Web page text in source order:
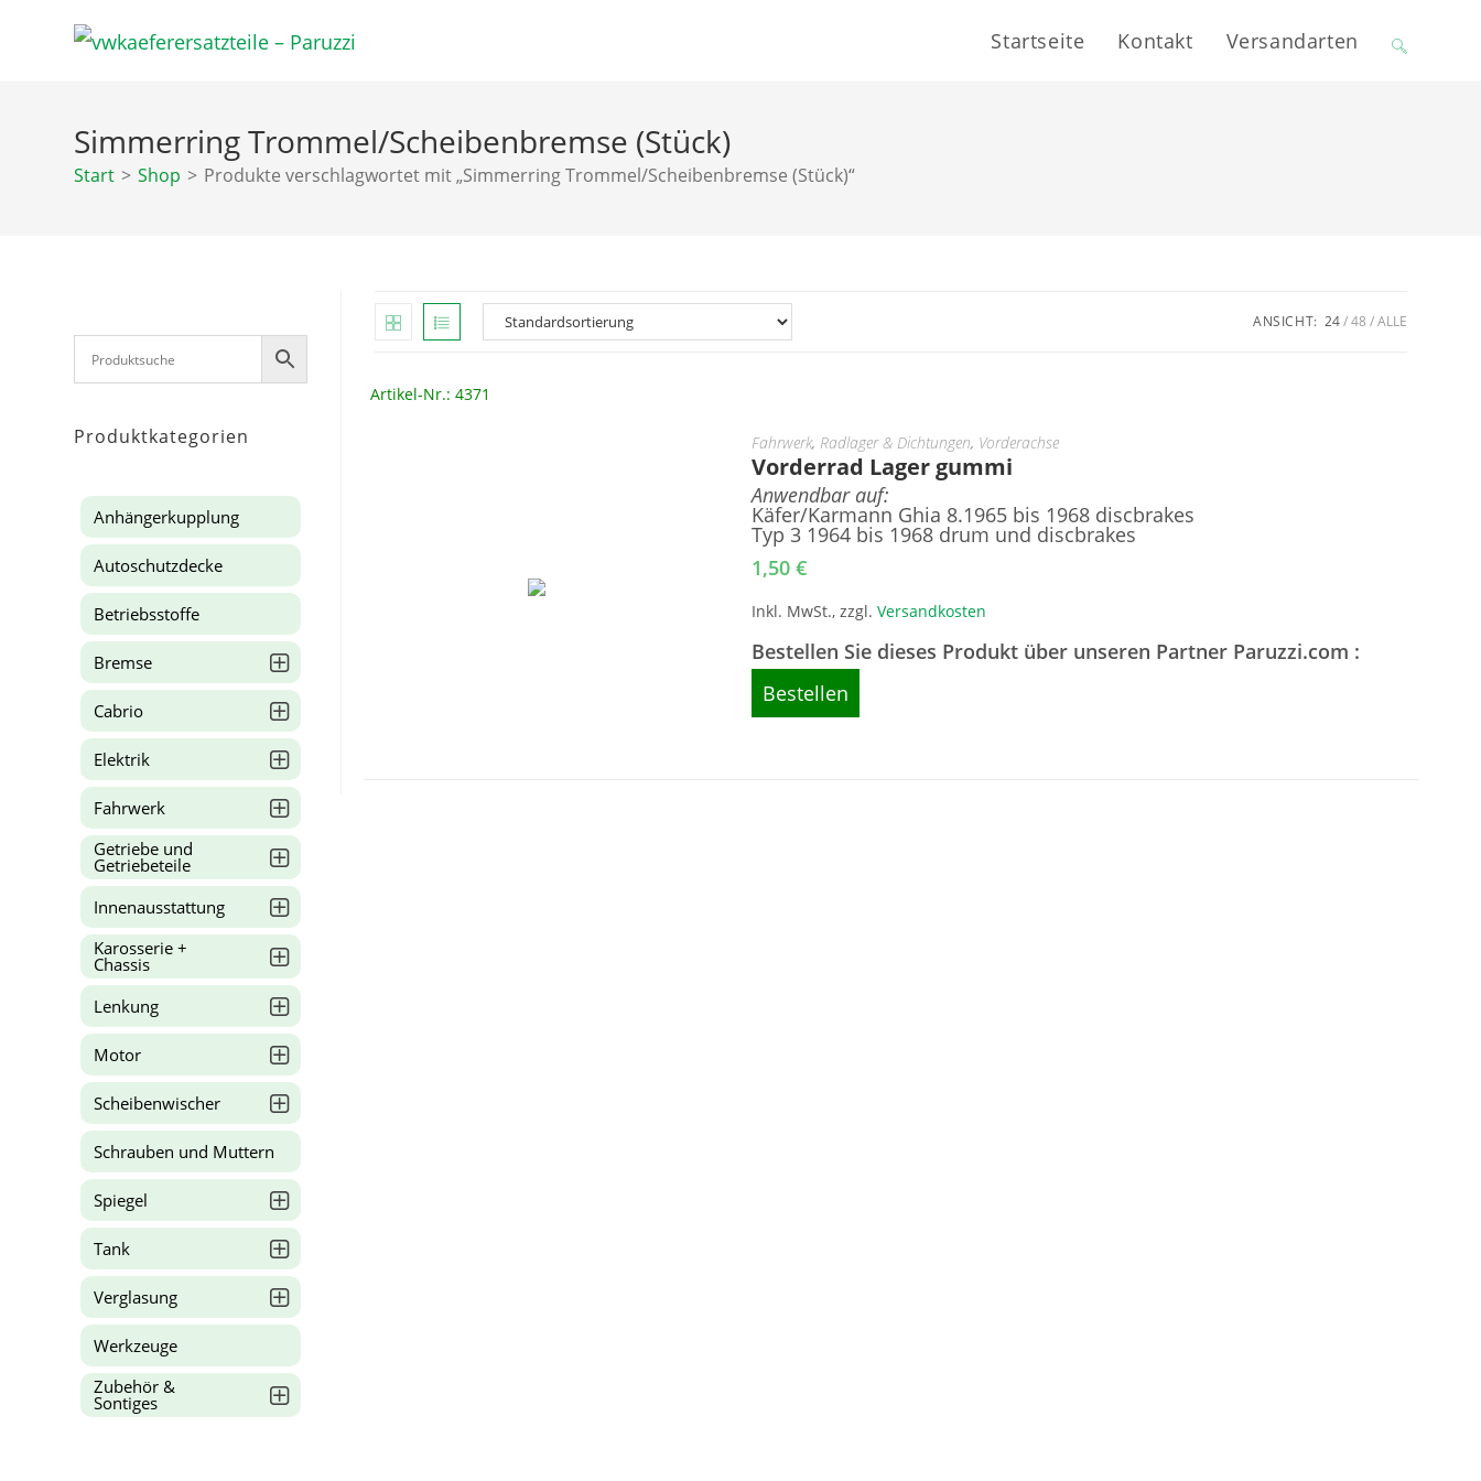
Startseite Kontakt Versandarten Website-
Simmerring Trommel/Scheibenbremse (Stück)
Start > Shop > Produkte verschlagwortet mit „Simmerring Trommel/Scheibenbremse (Stück)“
ANSICHT: 24 48 ALLE
Artikel-Nr.: 4371
Fahrwerk, Radlager & Dichtungen, Vorderachse
Vorderrad Lager gummi
Anwendbar auf:
Käfer/Karmann Ghia 8.1965 bis 1968 discbrakes
Typ 3 1964 bis 1968 drum und discbrakes
1,50 €
Inkl. MwSt., zzgl. Versandkosten
Bestellen Sie dieses Produkt über unseren Partner Paruzzi.com :
Bestellen
Produktkategorien
Anhängerkupplung
Autoschutzdecke
Betriebsstoffe
Bremse
Cabrio
Elektrik
Fahrwerk
Getriebe und
Getriebeteile
Innenausstattung
Karosserie +
Chassis
Lenkung
Motor
Scheibenwischer
Schrauben und Muttern
Spiegel
Tank
Verglasung
Werkzeuge
Zubehör &
Sontiges